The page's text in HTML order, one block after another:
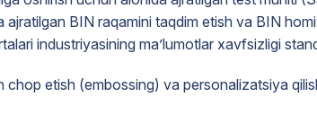
BIN raqamini taqdim etish va BIN
industriyasining ma’lumotlar xavfsizligi
etish (embossing) va personalizatsiya